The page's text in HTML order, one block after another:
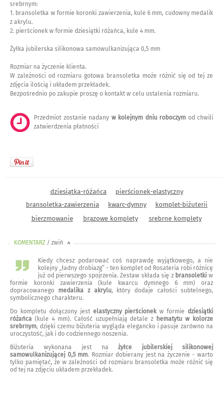
srebrnym:
1. bransoletka w formie koronki zawierzenia, kule 6 mm, cudowny medalik
z akrylu.
2. pierścionek w formie dziesiątki różańca, kule 4 mm.
Żyłka jubilerska silikonowa samowulkanizująca 0,5 mm
Rozmiar na życzenie klienta.
W zależności od rozmiaru gotowa bransoletka może różnić się od tej ze
zdjęcia ilością i układem przekładek.
Bezpośrednio po zakupie proszę o kontakt w celu ustalenia rozmiaru.
Przedmiot zostanie nadany w kolejnym dniu roboczym od chwili
zatwierdzenia płatności
dziesiątka-różańca
pierścionek-elastyczny
bransoletka-zawierzenia
kwarc-dymny
komplet-biżuterii
bierzmowanie
brązowe komplety srebrne komplety
KOMENTARZ / zwiń <
Kiedy chcesz podarować coś naprawdę wyjątkowego, a nie
kolejny „ładny drobiazg” - ten komplet od Rosateria robi różnicę
już od pierwszego spojrzenia. Zestaw składa się z bransoletki w
formie koronki zawierzenia (kule kwarcu dymnego 6 mm) oraz
dopracowanego medalika z akrylu, który dodaje całości subtelnego,
symbolicznego charakteru.
Do kompletu dołączony jest elastyczny pierścionekw formie dziesiątki
różańca (kule 4 mm). Całość uzupełniają detale z hematytu w kolorze
srebrnym, dzięki czemu biżuteria wygląda elegancko i pasuje zarówno na
uroczystość, jak i do codziennego noszenia.
Biżuteria wykonana jest nażyłce jubilerskiej silikonowej
samowulkanizującej 0,5 mm. Rozmiar dobierany jest na życzenie - warto
tylko pamiętać, że w zależności od rozmiaru bransoletka może różnić się
od tej na zdjęciu układem przekładek.